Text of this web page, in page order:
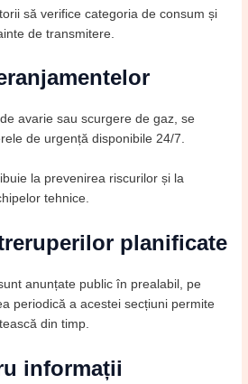
să verifice categoria de consum și
de transmitere.
avarie sau scurgere de gaz, se
de urgență disponibile 24/7.
la prevenirea riscurilor și la
tehnice.
planificate
anunțate public în prealabil, pe
periodică a acestei secțiuni permite
din timp.
informații